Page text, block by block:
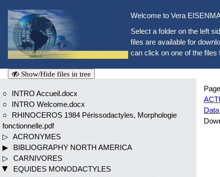
Welcome to Vera
Select a folder on the left
files are available for
can click on one of the files
Show/Hide files in tree
INTRO Accueil.docx
INTRO Welcome.docx
RHINOCEROS 1984 Périssodactyles, Morphologie
fonctionnelle.pdf
ACRONYMES
BIBLIOGRAPHY NORTH AMERICA
CARNIVORES
EQUIDES MONODACTYLES